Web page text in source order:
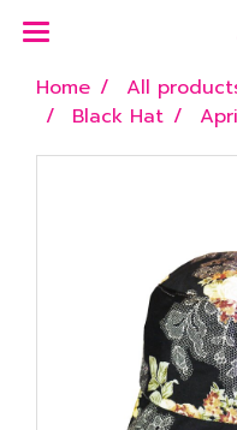
Home All
Black Hat